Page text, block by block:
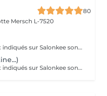
80
Mersch L-7520
Veuillez prendre note que les prix indiqués sur Salonkee sont communiqués à titre informatif et s'entendent de base. Ces derniers sont susceptibles de varier selon le diagnostic réalisé à votre arrivée au salon et l'expertise du professionnel à qui vous confiez votre beauté. Dans tous les cas, un devis précis vous sera proposé et toutes réalisations de prestations seront effectuées avec votre accord. Un grand merci d'avance pour votre compréhension. Au plaisir de vous recevoir très vite.
Veuillez prendre note que les prix indiqués sur Salonkee sont communiqués à titre informatif et s'entendent de base. Ces derniers sont susceptibles de varier selon le diagnostic réalisé à votre arrivée au salon et l'expertise du professionnel à qui vous confiez votre beauté. Dans tous les cas, un devis précis vous sera proposé et toutes réalisations de prestations seront effectuées avec votre accord. Un grand merci d'avance pour votre compréhension. Au plaisir de vous recevoir très vite.